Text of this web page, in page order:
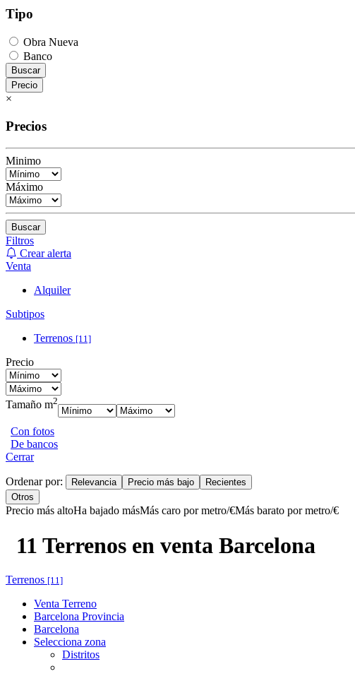
Tipo
Obra Nueva
Banco
Buscar
Precio
×
Precios
Minimo
Máximo
Buscar
Filtros
Crear alerta
Venta
Alquiler
Subtipos
Terrenos [11]
Precio
Tamaño m2
Con fotos
De bancos
Cerrar
Ordenar por: Relevancia Precio más bajo
Recientes
Otros
Precio más altoHa bajado másMás caro por metro/€Más barato por metro/€
11 Terrenos en venta Barcelona
Terrenos [11]
Venta Terreno
Barcelona Provincia
Barcelona
Selecciona zona
Distritos